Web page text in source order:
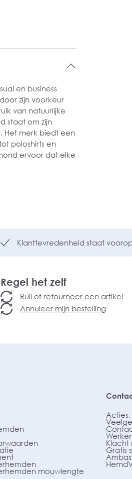
en business
zijn voorkeur
van natuurlijke
staat om zijn
Het merk biedt een
poloshirts en
ervoor dat elke
Klanttevredenheid staat
Regel het zelf
Ruil of retourneer een artikel
Annuleer mijn bestelling
mouwlengte
Klacht
Gratis